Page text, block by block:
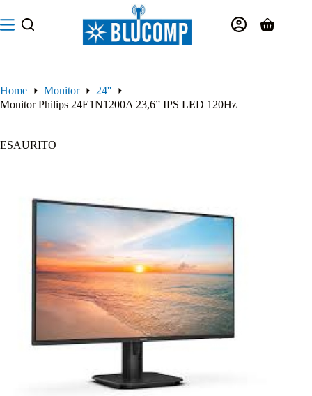
al
contenuto
Carrello
Home Monitor
24''
Monitor Philips 24E1N1200A 23,6” IPS LED 120Hz
ESAURITO